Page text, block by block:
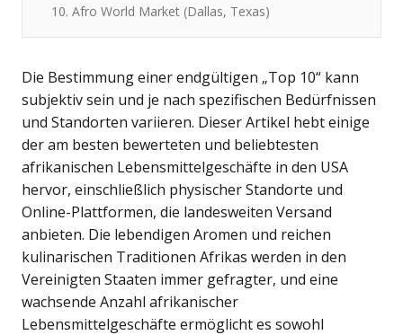
10. Afro World Market (Dallas, Texas)
Die Bestimmung einer endgültigen „Top 10“ kann
subjektiv sein und je nach spezifischen Bedürfnissen
und Standorten variieren. Dieser Artikel hebt einige
der am besten bewerteten und beliebtesten
afrikanischen Lebensmittelgeschäfte in den USA
hervor, einschließlich physischer Standorte und
Online-Plattformen, die landesweiten Versand
anbieten. Die lebendigen Aromen und reichen
kulinarischen Traditionen Afrikas werden in den
Vereinigten Staaten immer gefragter, und eine
wachsende Anzahl afrikanischer
Lebensmittelgeschäfte ermöglicht es sowohl